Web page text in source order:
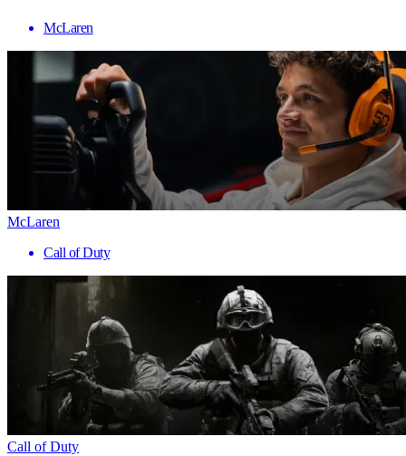
McLaren
McLaren
Call of Duty
Call of Duty